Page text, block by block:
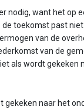
nodig, want het op
toekomst past
van de
van de
als wordt gekeken
gekeken naar het